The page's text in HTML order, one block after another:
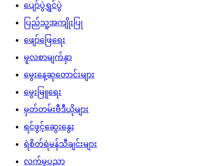
ပျော်ပွဲရွှင်ပွဲ
ပြည်သူ့အကျိုးပြု
ဖျော်ဖြေရေး
မူလစာမျက်နှာ
မွေးနေ့ဆုတောင်းများ
မွေးမြူရေး
မှတ်တမ်းဗီဒီယိုများ
ရင်ဖွင့်ဆွေးနွေး
ရဲစိတ်ရဲမန်သီချင်းများ
လက်မှုပညာ